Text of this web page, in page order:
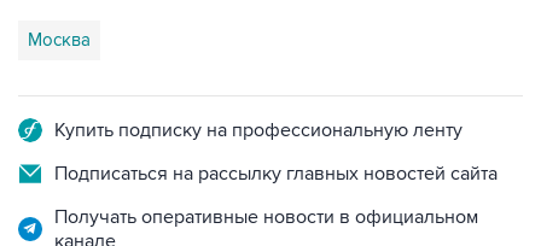
Москва
Купить подписку на профессиональную ленту
Подписаться на рассылку главных новостей сайта
Получать оперативные новости в официальном